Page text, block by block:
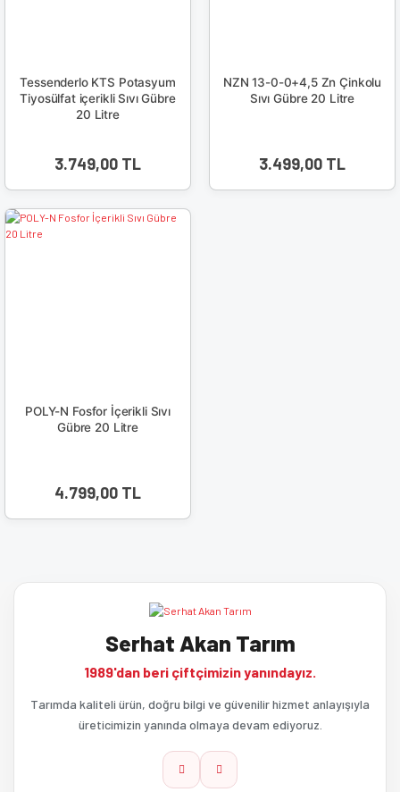
Tessenderlo KTS Potasyum
Tiyosülfat içerikli Sıvı Gübre
20 Litre
3.749,00 TL
NZN 13-0-0+4,5 Zn Çinkolu
Sıvı Gübre 20 Litre
3.499,00 TL
POLY-N Fosfor İçerikli Sıvı
Gübre 20 Litre
4.799,00 TL
Serhat Akan Tarım
1989'dan beri çiftçimizin yanındayız.
Tarımda kaliteli ürün, doğru bilgi ve güvenilir hizmet anlayışıyla
üreticimizin yanında olmaya devam ediyoruz.